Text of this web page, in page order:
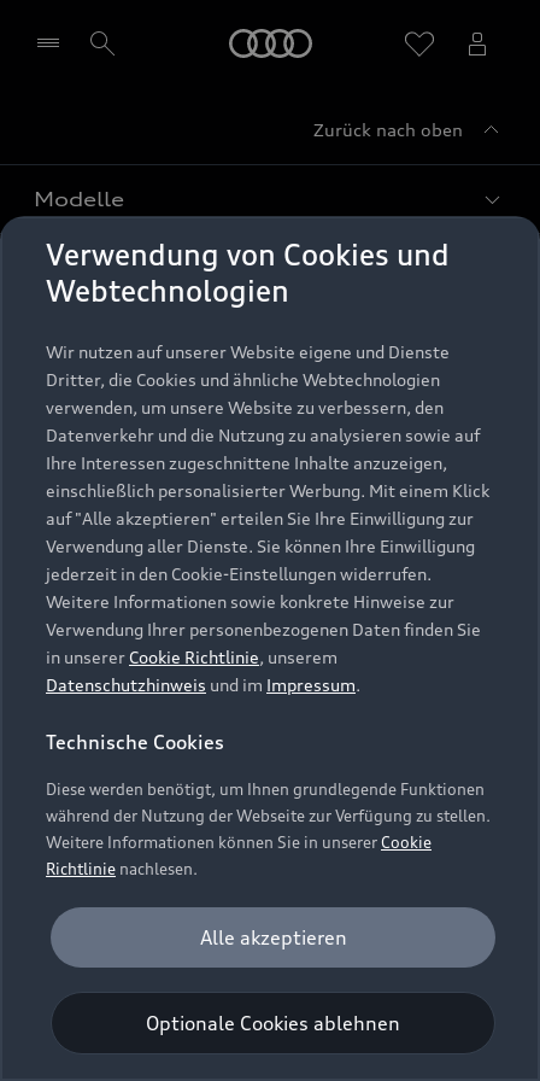
Zurück nach oben
Modelle
Alle Modelle
Elektromodelle
Plug-in-Hybride
Kaufen & leasen
Neuwagensuche
Gebrauchtwagensuche
Gebrauchtwagen
Finanzierung
Aktionen & Angebote
Geschäftskunden
Saisonale Angebote
Audi Services
Garantie
Audi digital services
myAudi
Support
Kundenservice
Händlersuche
Audi Code
Häufige Fragen (FAQ)
Audi Online Beratung
Bordbuch & Bedienungsanleitungen
Verträge kündigen
Vertrag widerrufen
Über Audi
Unternehmen
Karriere
Investor Relations
Presse & Media Center
Datenschutz
Audi erleben
Newsletter
© 2026 AUDI AG. Alle Rechte vorbehalten
Datenschutzinformation
Cookie-Richtlinie
Barrierefreiheit
Digital Services Act
EU Data Act
Embleme am Fahrzeug bei allen Abbildungen auf dieser
Webseite kann abweichen.
Verwendung von Cookies und
Webtechnologien
Wir nutzen auf unserer Website eigene und Dienste
Dritter, die Cookies und ähnliche Webtechnologien
verwenden, um unsere Website zu verbessern, den
Datenverkehr und die Nutzung zu analysieren sowie auf
Ihre Interessen zugeschnittene Inhalte anzuzeigen,
einschließlich personalisierter Werbung. Mit einem Klick
auf "Alle akzeptieren" erteilen Sie Ihre Einwilligung zur
Verwendung aller Dienste. Sie können Ihre Einwilligung
jederzeit in den Cookie-Einstellungen widerrufen.
Weitere Informationen sowie konkrete Hinweise zur
Verwendung Ihrer personenbezogenen Daten finden Sie
in unserer Cookie Richtlinie, unserem
Datenschutzhinweis und im Impressum.
Technische Cookies
Diese werden benötigt, um Ihnen grundlegende Funktionen
während der Nutzung der Webseite zur Verfügung zu stellen.
Weitere Informationen können Sie in unsererCookie
Richtlinie nachlesen.
Analyse und Statistik
Performance Cookies sammeln Informationen
darüber, wie unsere Webseite genutzt wird (z. B.
Anzahl der Besuche, Verweildauer). Diese Cookies
werden zur Optimierung der Webseite verwendet.
Optionale Cookies ablehnen
Alle akzeptieren